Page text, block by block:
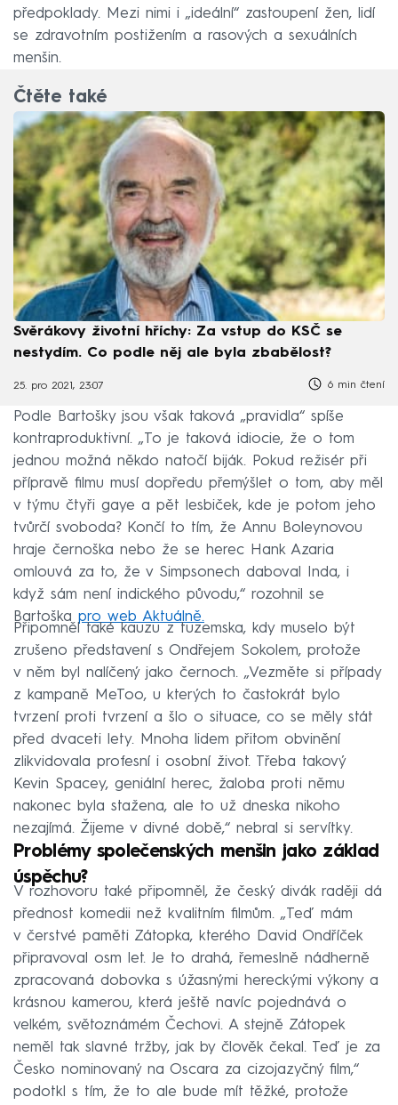
předpoklady. Mezi nimi i „ideální“ zastoupení žen, lidí
se zdravotním postižením a rasových a sexuálních
menšin.
Čtěte také
Svěrákovy životní hříchy: Za vstup do KSČ se
nestydím. Co podle něj ale byla zbabělost?
25. pro 2021, 23:07 6 min čtení
Podle Bartošky jsou však taková „pravidla“ spíše
kontraproduktivní. „To je taková idiocie, že o tom
jednou možná někdo natočí biják. Pokud režisér při
přípravě filmu musí dopředu přemýšlet o tom, aby měl
v týmu čtyři gaye a pět lesbiček, kde je potom jeho
tvůrčí svoboda? Končí to tím, že Annu Boleynovou
hraje černoška nebo že se herec Hank Azaria
omlouvá za to, že v Simpsonech daboval Inda, i
když sám není indického původu,“ rozohnil se
Bartoška pro web Aktuálně.
Připomněl také kauzu z tuzemska, kdy muselo být
zrušeno představení s Ondřejem Sokolem, protože
v něm byl nalíčený jako černoch. „Vezměte si případy
z kampaně MeToo, u kterých to častokrát bylo
tvrzení proti tvrzení a šlo o situace, co se měly stát
před dvaceti lety. Mnoha lidem přitom obvinění
zlikvidovala profesní i osobní život. Třeba takový
Kevin Spacey, geniální herec, žaloba proti němu
nakonec byla stažena, ale to už dneska nikoho
nezajímá. Žijeme v divné době,“ nebral si servítky.
Problémy společenských menšin jako základ
úspěchu?
V rozhovoru také připomněl, že český divák raději dá
přednost komedii než kvalitním filmům. „Teď mám
v čerstvé paměti Zátopka, kterého David Ondříček
připravoval osm let. Je to drahá, řemeslně nádherně
zpracovaná dobovka s úžasnými hereckými výkony a
krásnou kamerou, která ještě navíc pojednává o
velkém, světoznámém Čechovi. A stejně Zátopek
neměl tak slavné tržby, jak by člověk čekal. Teď je za
Česko nominovaný na Oscara za cizojazyčný film,“
podotkl s tím, že to ale bude mít těžké, protože